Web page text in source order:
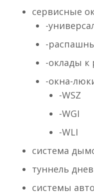
сервисные
-
-
-оклады
-окна-
-WSZ
-WGI
-WLI
система
туннель
системы